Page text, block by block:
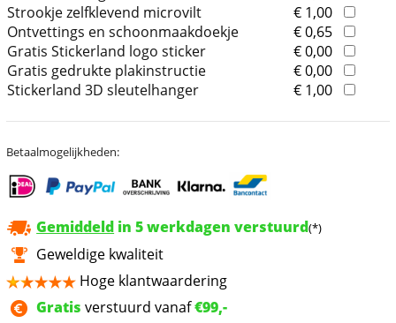
Strookje zelfklevend microvilt
€ 1,00
Ontvettings en schoonmaakdoekje
€ 0,65
Gratis Stickerland logo sticker
€ 0,00
Gratis gedrukte plakinstructie
€ 0,00
Stickerland 3D sleutelhanger
€ 1,00
Betaalmogelijkheden:
Gemiddeld in 5 werkdagen verstuurd(*)
Geweldige kwaliteit
Hoge klantwaardering
Gratis verstuurd vanaf€99,-